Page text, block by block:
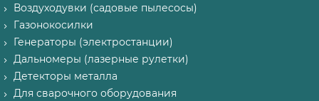
Воздуходувки (садовые пылесосы)
Газонокосилки
Генераторы (электростанции)
Дальномеры (лазерные рулетки)
Детекторы металла
Для сварочного оборудования